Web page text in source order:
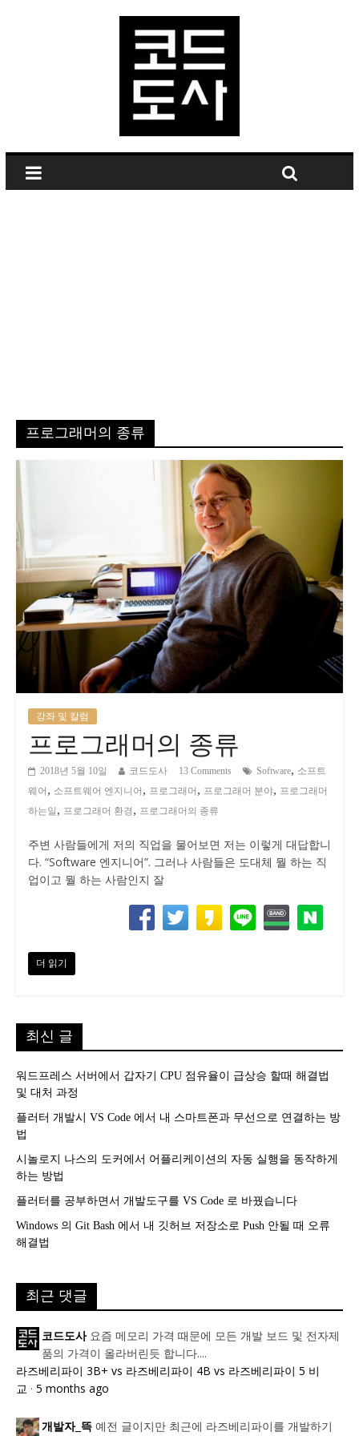
프로그래머의 종류
강좌 및 칼럼
프로그래머의 종류
2018년 5월 10일 코드도사 13 Comments Software, 소프트
웨어 , 소프트웨어 엔지니어 , 프로그래머 , 프로그래머 분야, 프로그래머
하는일 , 프로그래머 환경 , 프로그래머의 종류
주변 사람들에게 저의 직업을 물어보면 저는 이렇게 대답합니
다. “Software 엔지니어”. 그러나 사람들은 도대체 뭘 하는 직
업이고 뭘 하는 사람인지 잘
더 읽기
최신 글
워드프레스 서버에서 갑자기 CPU 점유율이 급상승 할때 해결법
및 대처 과정
플러터 개발시 VS Code 에서 내 스마트폰과 무선으로 연결하는 방
법
시놀로지 나스의 도커에서 어플리케이션의 자동 실행을 동작하게
하는 방법
플러터를 공부하면서 개발도구를 VS Code 로 바꿨습니다
Windows 의 Git Bash 에서 내 깃허브 저장소로 Push 안될 때 오류
해결법
최근 댓글
코드도사 요즘 메모리 가격 때문에 모든 개발 보드 및 전자제
품의 가격이 올라버린듯 합니다....
라즈베리파이 3B+ vs 라즈베리파이 4B vs 라즈베리파이 5 비
교 · 5 months ago
개발자_뜩 예전 글이지만 최근에 라즈베리파이를 개발하기